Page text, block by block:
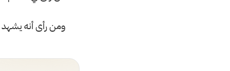
ومن رأى أنه يشهد